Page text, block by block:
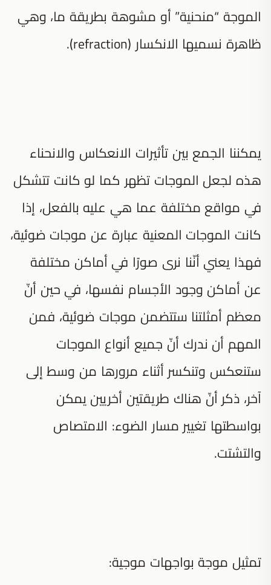
الموجة “منحنية” أو مشوهة بطريقة ما، وهي
ظاهرة نسميها الانكسار (refraction).
يمكننا الجمع بين تأثيرات الانعكاس والانحناء
هذه لجعل الموجات تظهر كما لو كانت تتشكل
في مواقع مختلفة عما هي عليه بالفعل، إذا
كانت الموجات المعنية عبارة عن موجات ضوئية،
فهذا يعني أنّنا نرى صورًا في أماكن مختلفة
عن أماكن وجود الأجسام نفسها، في حين أنّ
معظم أمثلتنا ستتضمن موجات ضوئية، فمن
المهم أن ندرك أنّ جميع أنواع الموجات
ستنعكس وتنكسر أثناء مرورها من وسط إلى
آخر، ذكر أنّ هناك طريقتين أخريين يمكن
بواسطتها تغيير مسار الضوء: الامتصاص
والتشتت.
تمثيل موجة بواجهات موجية: